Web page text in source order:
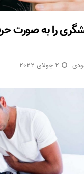
را به صورت
2 جولای 2022